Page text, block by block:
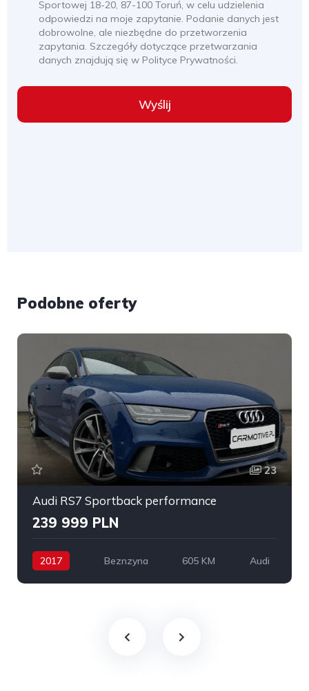
Sportowej 18-20, 87-100 Toruń, w celu udzielenia
odpowiedzi na moje zapytanie. Podanie danych jest
dobrowolne, ale niezbędne do przetworzenia
zapytania. Szczegóły dotyczące przetwarzania
danych znajdują się w Polityce Prywatności.
Wyślij
Podobne oferty
23
Audi RS7 Sportback performance
239 999 PLN
2017 Beznzyna 605 KM Audi